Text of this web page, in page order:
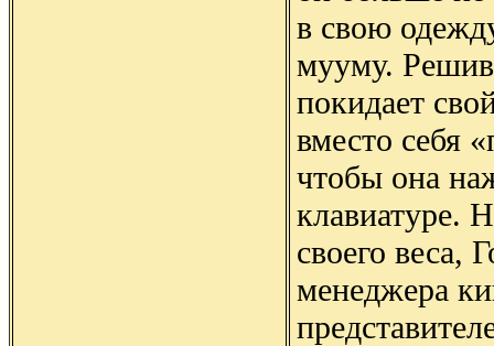
в свою
мууму.
покидает
вместо себя
чтобы она
клавиатуре.
своего веса,
менеджера